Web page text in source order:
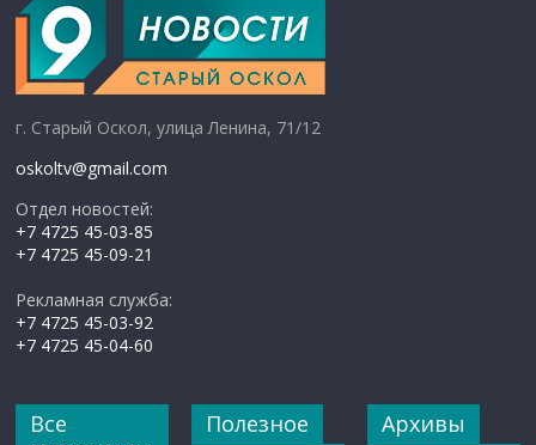
г. Старый Оскол, улица Ленина, 71/12
oskoltv@gmail.com
Отдел новостей:
+7 4725 45-03-85
+7 4725 45-09-21
Рекламная служба:
+7 4725 45-03-92
+7 4725 45-04-60
Все
Полезное Архивы